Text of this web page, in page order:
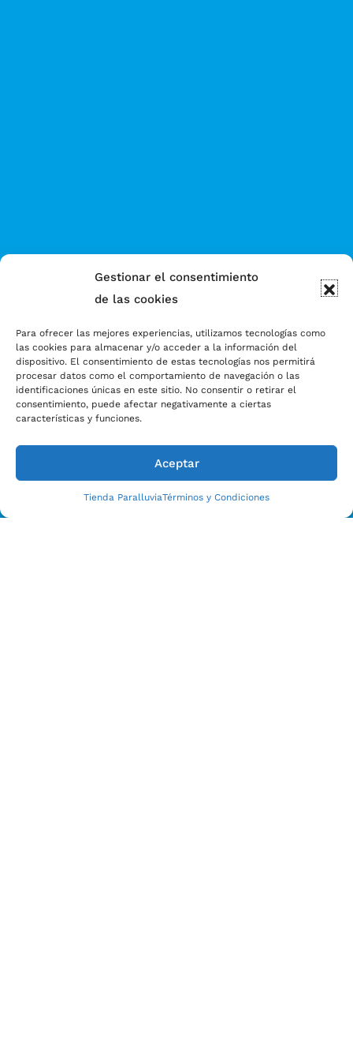
Gestionar el consentimiento
de las cookies
Para ofrecer las mejores experiencias, utilizamos tecnologías como
las cookies para almacenar y/o acceder a la información del
dispositivo. El consentimiento de estas tecnologías nos permitirá
procesar datos como el comportamiento de navegación o las
identificaciones únicas en este sitio. No consentir o retirar el
consentimiento, puede afectar negativamente a ciertas
características y funciones.
Aceptar
Tienda ParalluviaTérminos y Condiciones